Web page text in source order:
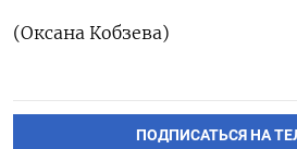
(Оксана Кобзева)
ПОДПИСАТЬСЯ НА